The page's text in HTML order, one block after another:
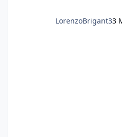
LorenzoBrigant33